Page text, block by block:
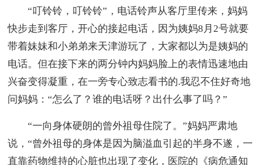
“叮铃铃，叮铃铃”，电话铃声从客厅里传来，妈妈
快步走到客厅，开心的接起电话，因为姨妈8月2号就要
带着妹妹和小弟弟来天津游玩了，大家都以为是姨妈的
电话。但在接下来的两分钟内妈妈脸上的表情迅速地由
兴奋变得凝重，在一旁专心致志看书的.我忍不住好奇地
问妈妈：“怎么了？谁的电话呀？出什么事了吗？”
“一向身体硬朗的曾外祖母住院了。”妈妈严肃地
说，“曾外祖母的身体是因为脑溢血引起的半身不遂，一
直靠药物维持的心脏也出现了变化，医院的《病危通知